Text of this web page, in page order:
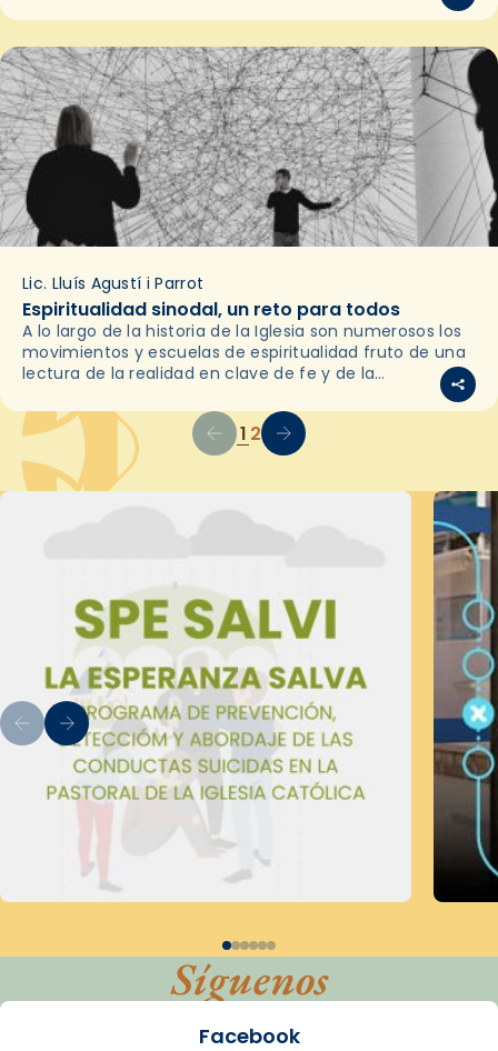
Lic. Lluís Agustí i Parrot
Espiritualidad sinodal, un reto para todos
A lo largo de la historia de la Iglesia son numerosos los
movimientos y escuelas de espiritualidad fruto de una
lectura de la realidad en clave de fe y de la
1 2
Síguenos
Facebook